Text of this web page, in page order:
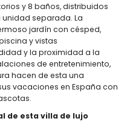
y 8 baños, distribuidos
separada. La
jardín con césped,
y vistas
y la proximidad a la
de entretenimiento,
hacen de esta una
vacaciones en España con
de esta villa de lujo